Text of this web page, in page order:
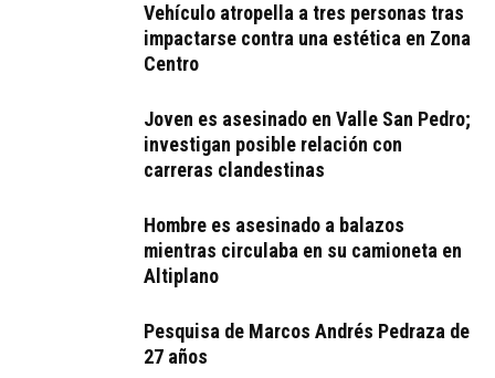
Vehículo atropella a tres personas tras
impactarse contra una estética en Zona
Centro
Joven es asesinado en Valle San Pedro;
investigan posible relación con
carreras clandestinas
Hombre es asesinado a balazos
mientras circulaba en su camioneta en
Altiplano
Pesquisa de Marcos Andrés Pedraza de
27 años